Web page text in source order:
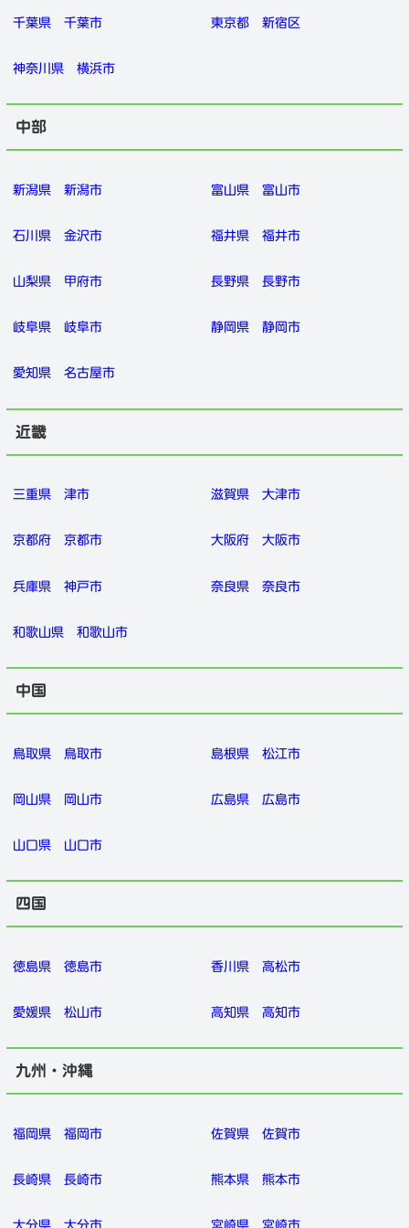
千葉県 千葉市 東京都 新宿区
神奈川県 横浜市
中部
新潟県 新潟市 富山県 富山市
石川県 金沢市 福井県 福井市
山梨県 甲府市 長野県 長野市
岐阜県 岐阜市 静岡県 静岡市
愛知県 名古屋市
近畿
三重県 津市 滋賀県 大津市
京都府 京都市 大阪府 大阪市
兵庫県 神戸市 奈良県 奈良市
和歌山県 和歌山市
中国
鳥取県 鳥取市 島根県 松江市
岡山県 岡山市 広島県 広島市
山口県 山口市
四国
徳島県 徳島市 香川県 高松市
愛媛県 松山市 高知県 高知市
九州・沖縄
福岡県 福岡市 佐賀県 佐賀市
長崎県 長崎市 熊本県 熊本市
大分県 大分市 宮崎県 宮崎市